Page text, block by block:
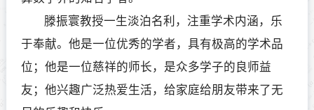
滕振寰教授一生淡泊名利，注重学术内涵，乐
于奉献。他是一位优秀的学者，具有极高的学术品
位；他是一位慈祥的师长，是众多学子的良师益
友；他兴趣广泛热爱生活，给家庭给朋友带来了无